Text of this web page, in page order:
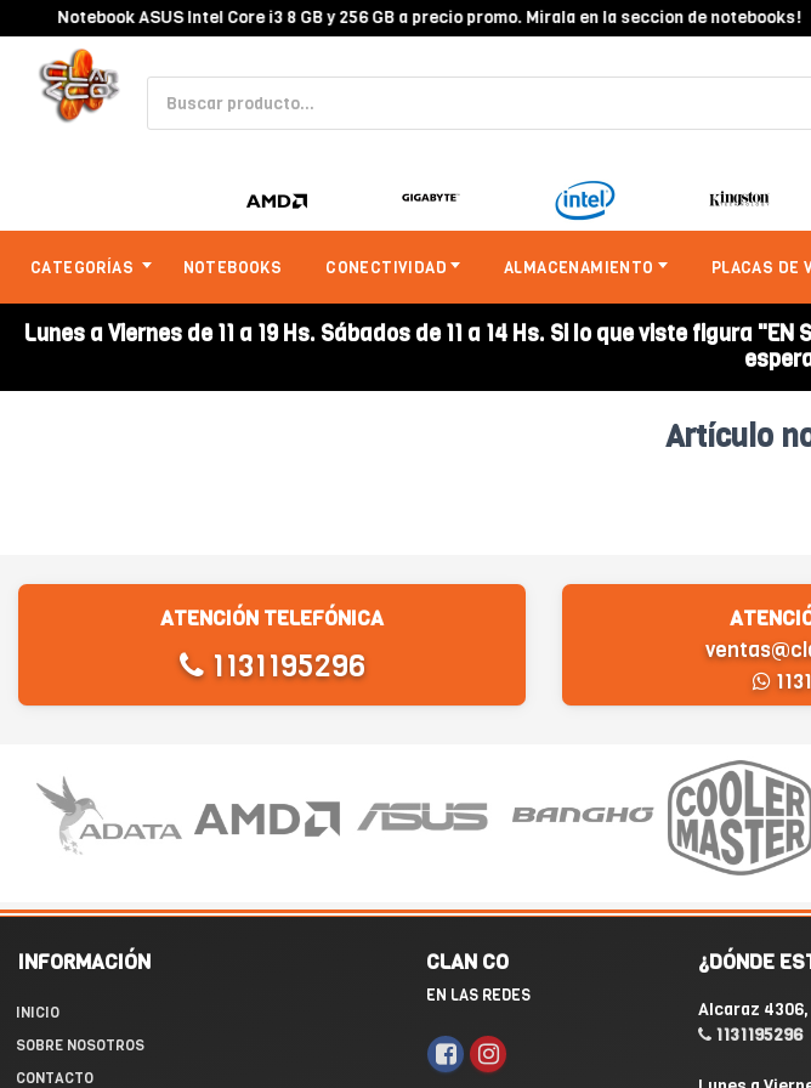
Notebook ASUS Intel Core i3 8 GB y 256 GB a precio promo. Mirala en la seccion de notebooks!
CATEGORÍAS NOTEBOOKS CONECTIVIDAD ALMACENAMIENTO PLACAS DE
Lunes a Viernes de 11 a 19 Hs. Sábados de 11 a 14 Hs. Si lo que viste figura
Artículo
ATENCIÓN TELEFÓNICA
1131195296
INFORMACIÓN
INICIO
SOBRE NOSOTROS
CONTACTO
CLAN CO
EN LAS REDES
¿DÓNDE
Alcaraz 4306,
1131195296